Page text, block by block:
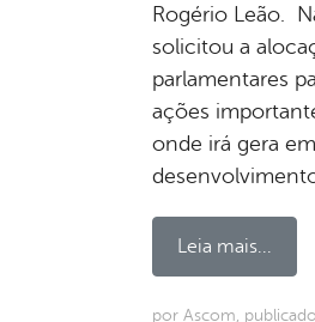
Rogério Leão.
solicitou a
parlamentares
ações
onde irá gera
Leia mais...
por Ascom,